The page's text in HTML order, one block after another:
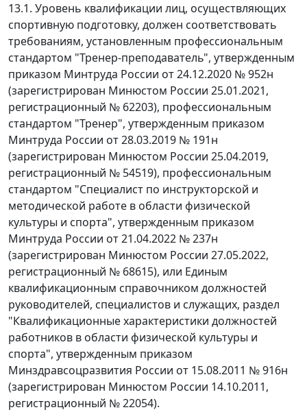
13.1. Уровень квалификации лиц, осуществляющих
спортивную подготовку, должен соответствовать
требованиям, установленным профессиональным
стандартом "Тренер-преподаватель", утвержденным
приказом Минтруда России от 24.12.2020 № 952н
(зарегистрирован Минюстом России 25.01.2021,
регистрационный № 62203), профессиональным
стандартом "Тренер", утвержденным приказом
Минтруда России от 28.03.2019 № 191н
(зарегистрирован Минюстом России 25.04.2019,
регистрационный № 54519), профессиональным
стандартом "Специалист по инструкторской и
методической работе в области физической
культуры и спорта", утвержденным приказом
Минтруда России от 21.04.2022 № 237н
(зарегистрирован Минюстом России 27.05.2022,
регистрационный № 68615), или Единым
квалификационным справочником должностей
руководителей, специалистов и служащих, раздел
"Квалификационные характеристики должностей
работников в области физической культуры и
спорта", утвержденным приказом
Минздравсоцразвития России от 15.08.2011 № 916н
(зарегистрирован Минюстом России 14.10.2011,
регистрационный № 22054).